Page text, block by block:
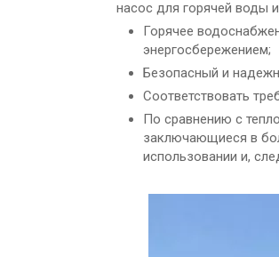
насос для горячей воды
Горячее
энергосбережением;
Безопасный и
Соответствовать
По сравнению с
заключающиеся в
использовании и,